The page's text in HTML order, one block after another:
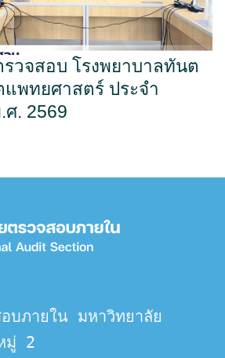
วจสอบ โรงพยาบาลทันต
พทยศาสตร์ ประจำ
. 2569
บภายใน มหาวิทยาลัย
มู่ 2